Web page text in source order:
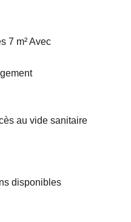
7 m²Avec
au vide sanitaire
disponibles